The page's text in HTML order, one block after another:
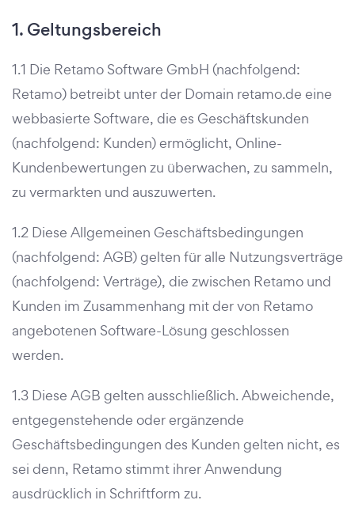
1. Geltungsbereich
1.1 Die Retamo Software GmbH (nachfolgend:
Retamo) betreibt unter der Domain retamo.de eine
webbasierte Software, die es Geschäftskunden
(nachfolgend: Kunden) ermöglicht, Online-
Kundenbewertungen zu überwachen, zu sammeln,
zu vermarkten und auszuwerten.
1.2 Diese Allgemeinen Geschäftsbedingungen
(nachfolgend: AGB) gelten für alle Nutzungsverträge
(nachfolgend: Verträge), die zwischen Retamo und
Kunden im Zusammenhang mit der von Retamo
angebotenen Software-Lösung geschlossen
werden.
1.3 Diese AGB gelten ausschließlich. Abweichende,
entgegenstehende oder ergänzende
Geschäftsbedingungen des Kunden gelten nicht, es
sei denn, Retamo stimmt ihrer Anwendung
ausdrücklich in Schriftform zu.